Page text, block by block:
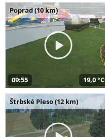
Poprad (10 km)
09:55 19,0 °C
Štrbské Pleso (12 km)